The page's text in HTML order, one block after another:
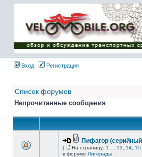
Имя пользователя:
Пароль:
{ LOG_ME_IN_SHORT
}
Вход Регистрация
Список форумов
Непрочитанные сообщения
Пифагор
[ На страницу: 1 13 14 15
в форуме Лигерады